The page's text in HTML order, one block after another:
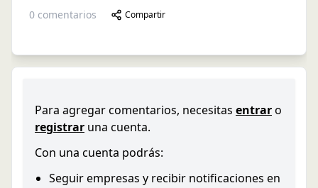
0 comentarios Compartir
Para agregar comentarios, necesitas entraro
registrar una cuenta.
Con una cuenta podrás:
Seguir empresas y recibir notificaciones en